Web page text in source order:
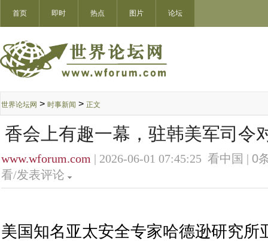
首页 即时 热点 图片 论坛
世界论坛网 > 时事新闻 > 正文
香会上有趣一幕，驻韩美军司令
www.wforum.com | 2026-06-01 07:45:25 看中国 | 0
看/发表评论
美国知名亚太安全专家哈德逊研究所